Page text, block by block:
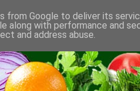
from Google to deliver its
along with performance and
and address abuse.